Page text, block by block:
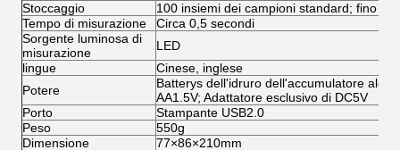
Stoccaggio
100 insiemi dei campioni standard; fino a
Tempo di misurazione
Circa 0,5 secondi
Sorgente luminosa di
misurazione
LED
lingue
Cinese, inglese
Potere
Batterys dell'idruro dell'accumulatore
AA1.5V; Adattatore esclusivo di DC5V
Porto
Stampante USB2.0
Peso
550g
Dimensione
77×86×210mm